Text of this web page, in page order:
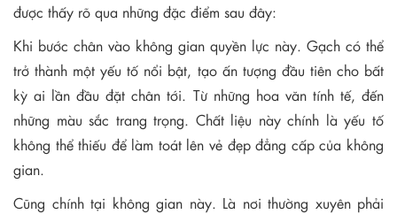
được thấy rõ qua những đặc điểm sau đây:
Khi bước chân vào không gian quyền lực này. Gạch có thể
trở thành một yếu tố nổi bật, tạo ấn tượng đầu tiên cho bất
kỳ ai lần đầu đặt chân tới. Từ những hoa văn tính tế, đến
những màu sắc trang trọng. Chất liệu này chính là yếu tố
không thể thiếu để làm toát lên vẻ đẹp đẳng cấp của không
gian.
Cũng chính tại không gian này. Là nơi thường xuyên phải